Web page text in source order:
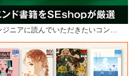
ジニアに読んでいただきたいコン…